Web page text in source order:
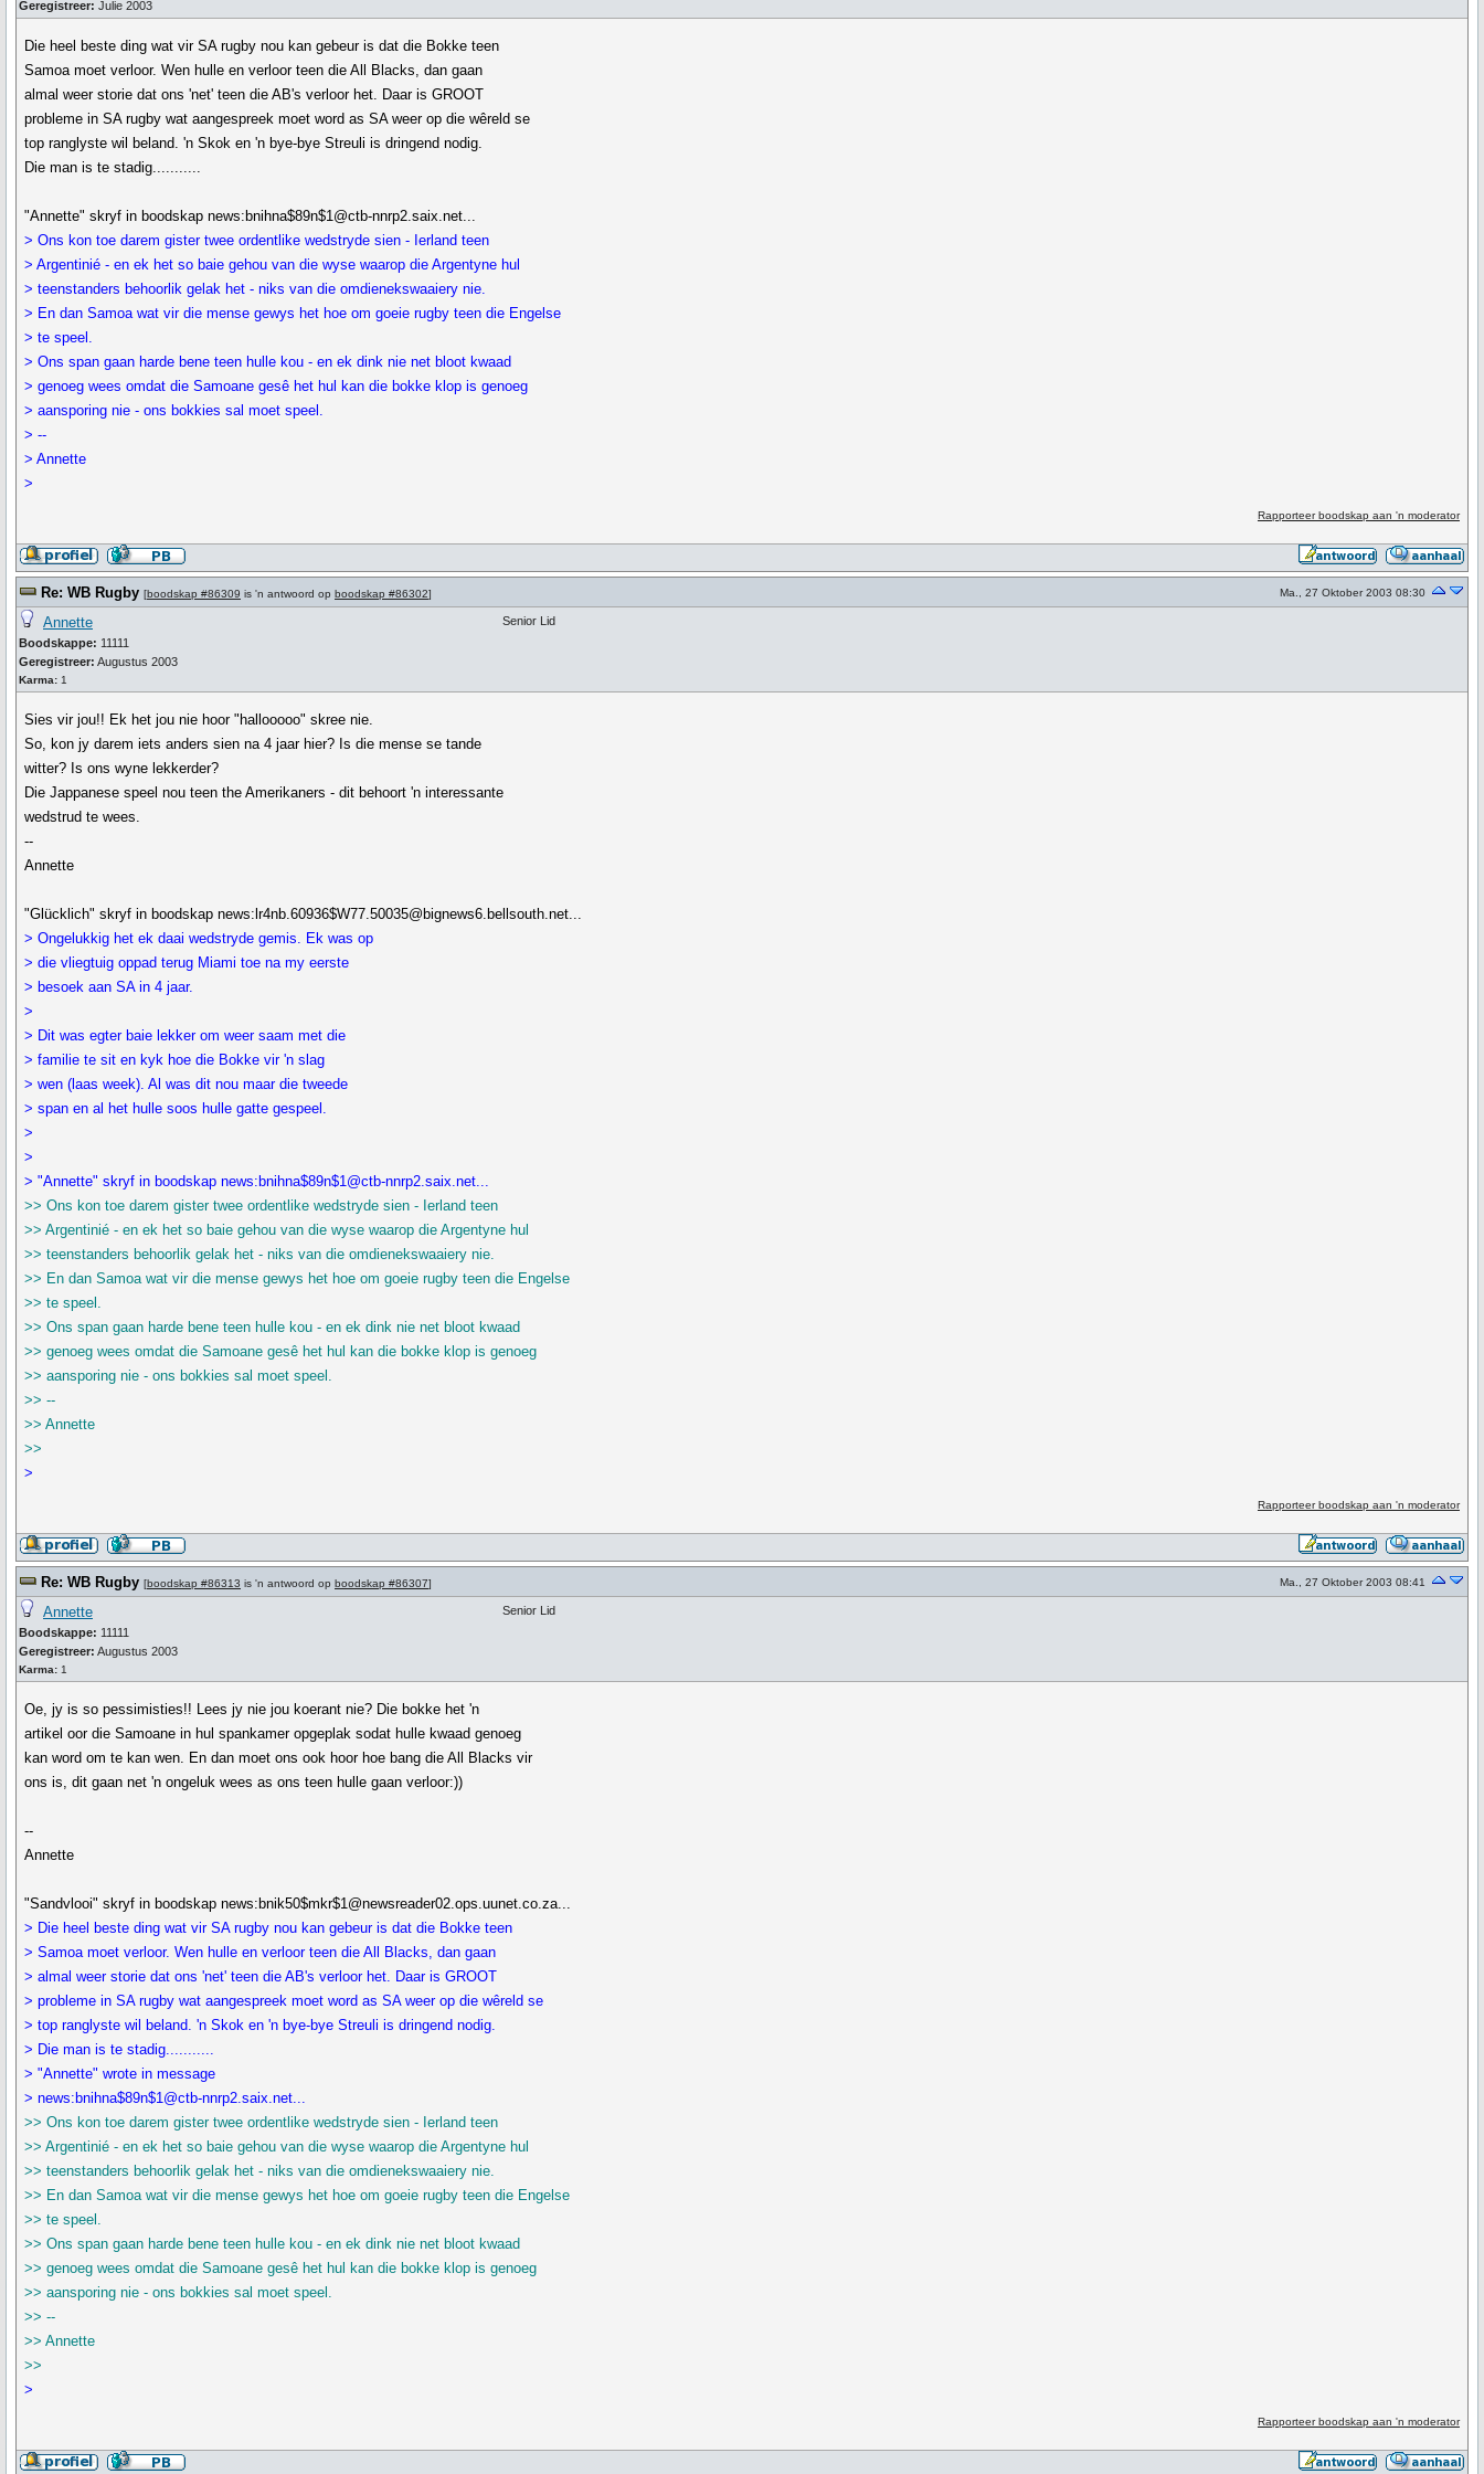
Geregistreer: Julie 2003
Die heel beste ding wat vir SA rugby nou kan gebeur is dat die Bokke teen
Samoa moet verloor. Wen hulle en verloor teen die All Blacks, dan gaan
almal weer storie dat ons 'net' teen die AB's verloor het. Daar is GROOT
probleme in SA rugby wat aangespreek moet word as SA weer op die wêreld se
top ranglyste wil beland. 'n Skok en 'n bye-bye Streuli is dringend nodig.
Die man is te stadig...........
"Annette" skryf in boodskap news:bnihna$89n$1@ctb-nnrp2.saix.net...
> Ons kon toe darem gister twee ordentlike wedstryde sien - Ierland teen
> Argentinié - en ek het so baie gehou van die wyse waarop die Argentyne hul
> teenstanders behoorlik gelak het - niks van die omdienekswaaiery nie.
> En dan Samoa wat vir die mense gewys het hoe om goeie rugby teen die Engelse
> te speel.
> Ons span gaan harde bene teen hulle kou - en ek dink nie net bloot kwaad
> genoeg wees omdat die Samoane gesê het hul kan die bokke klop is genoeg
> aansporing nie - ons bokkies sal moet speel.
> --
> Annette
>
Rapporteer boodskap aan 'n moderator
Re: WB Rugby [boodskap #86309 is 'n antwoord op boodskap #86302] Ma., 27 Oktober 2003 08:30
Annette
Boodskappe: 11111
Geregistreer: Augustus 2003
Karma: 1
Senior Lid
Sies vir jou!! Ek het jou nie hoor "hallooooo" skree nie.
So, kon jy darem iets anders sien na 4 jaar hier? Is die mense se tande
witter? Is ons wyne lekkerder?
Die Jappanese speel nou teen the Amerikaners - dit behoort 'n interessante
wedstrud te wees.
--
Annette
"Glücklich" skryf in boodskap news:lr4nb.60936$W77.50035@bignews6.bellsouth.net...
> Ongelukkig het ek daai wedstryde gemis. Ek was op
> die vliegtuig oppad terug Miami toe na my eerste
> besoek aan SA in 4 jaar.
>
> Dit was egter baie lekker om weer saam met die
> familie te sit en kyk hoe die Bokke vir 'n slag
> wen (laas week). Al was dit nou maar die tweede
> span en al het hulle soos hulle gatte gespeel.
>
>
> "Annette" skryf in boodskap news:bnihna$89n$1@ctb-nnrp2.saix.net...
>> Ons kon toe darem gister twee ordentlike wedstryde sien - Ierland teen
>> Argentinié - en ek het so baie gehou van die wyse waarop die Argentyne hul
>> teenstanders behoorlik gelak het - niks van die omdienekswaaiery nie.
>> En dan Samoa wat vir die mense gewys het hoe om goeie rugby teen die Engelse
>> te speel.
>> Ons span gaan harde bene teen hulle kou - en ek dink nie net bloot kwaad
>> genoeg wees omdat die Samoane gesê het hul kan die bokke klop is genoeg
>> aansporing nie - ons bokkies sal moet speel.
>> --
>> Annette
>>
>
Rapporteer boodskap aan 'n moderator
Re: WB Rugby [boodskap #86313 is 'n antwoord op boodskap #86307] Ma., 27 Oktober 2003 08:41
Annette
Boodskappe: 11111
Geregistreer: Augustus 2003
Karma: 1
Senior Lid
Oe, jy is so pessimisties!! Lees jy nie jou koerant nie? Die bokke het 'n
artikel oor die Samoane in hul spankamer opgeplak sodat hulle kwaad genoeg
kan word om te kan wen. En dan moet ons ook hoor hoe bang die All Blacks vir
ons is, dit gaan net 'n ongeluk wees as ons teen hulle gaan verloor:))
--
Annette
"Sandvlooi" skryf in boodskap news:bnik50$mkr$1@newsreader02.ops.uunet.co.za...
> Die heel beste ding wat vir SA rugby nou kan gebeur is dat die Bokke teen
> Samoa moet verloor. Wen hulle en verloor teen die All Blacks, dan gaan
> almal weer storie dat ons 'net' teen die AB's verloor het. Daar is GROOT
> probleme in SA rugby wat aangespreek moet word as SA weer op die wêreld se
> top ranglyste wil beland. 'n Skok en 'n bye-bye Streuli is dringend nodig.
> Die man is te stadig...........
> "Annette" wrote in message
> news:bnihna$89n$1@ctb-nnrp2.saix.net...
>> Ons kon toe darem gister twee ordentlike wedstryde sien - Ierland teen
>> Argentinié - en ek het so baie gehou van die wyse waarop die Argentyne hul
>> teenstanders behoorlik gelak het - niks van die omdienekswaaiery nie.
>> En dan Samoa wat vir die mense gewys het hoe om goeie rugby teen die Engelse
>> te speel.
>> Ons span gaan harde bene teen hulle kou - en ek dink nie net bloot kwaad
>> genoeg wees omdat die Samoane gesê het hul kan die bokke klop is genoeg
>> aansporing nie - ons bokkies sal moet speel.
>> --
>> Annette
>>
>
Rapporteer boodskap aan 'n moderator